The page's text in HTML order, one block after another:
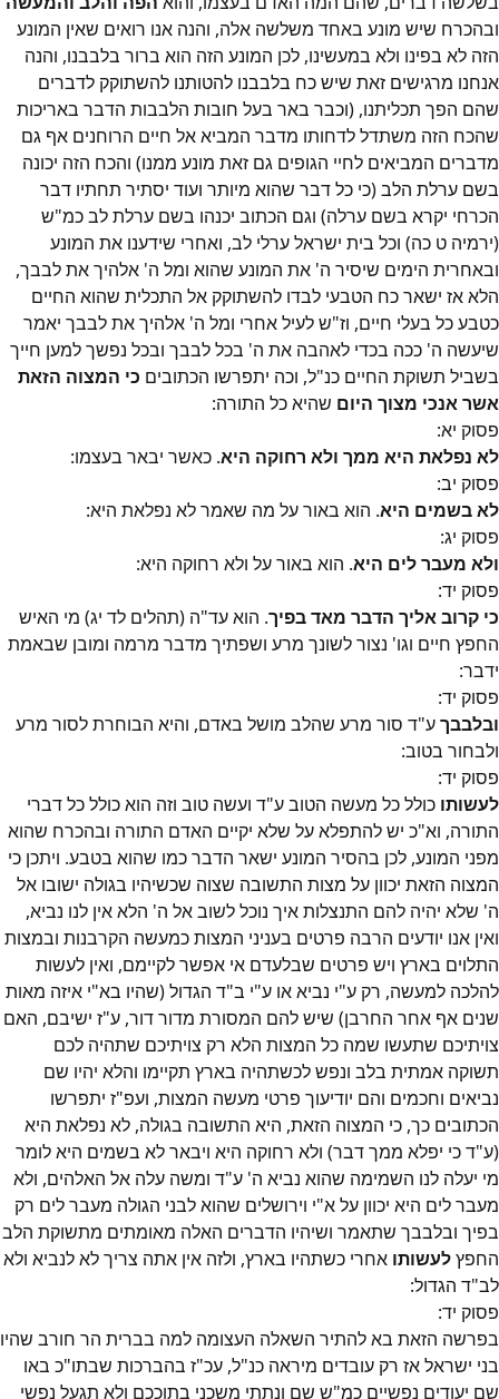
ובהכרח שיש מונע באחד משלשה אלה, והנה אנו רואים שאין המונע
הזה לא בפינו ולא במעשינו, לכן המונע הזה הוא ברור בלבבנו, והנה
אנחנו מרגישים זאת שיש כח בלבבנו להטותנו להשתוקק לדברים
שהם הפך תכליתנו, (וכבר באר בעל חובות הלבבות הדבר באריכות
שהכח הזה משתדל לדחותו מדבר המביא אל חיים הרוחנים אף גם
מדברים המביאים לחיי הגופים גם זאת מונע ממנו) והכח הזה יכונה
בשם ערלת הלב (כי כל דבר שהוא מיותר ועוד יסתיר תחתיו דבר
הכרחי יקרא בשם ערלה) וגם הכתוב יכנהו בשם ערלת לב כמ"ש
(ירמיה ט כה) וכל בית ישראל ערלי לב, ואחרי שידענו את המונע
ובאחרית הימים שיסיר ה' את המונע שהוא ומל ה' אלהיך את לבבך,
הלא אז ישאר כח הטבעי לבדו להשתוקק אל התכלית שהוא החיים
כטבע כל בעלי חיים, וז"ש לעיל אחרי ומל ה' אלהיך את לבבך יאמר
שיעשה ה' ככה בכדי לאהבה את ה' בכל לבבך ובכל נפשך למען חייך
בשביל תשוקת החיים כנ"ל, וכה יתפרשו הכתובים כי המצוה הזאת
אשר אנכי מצוך היום שהיא כל התורה:
פסוק יא:
לא נפלאת היא ממך ולא רחוקה היא. כאשר יבאר בעצמו:
פסוק יב:
לא בשמים היא. הוא באור על מה שאמר לא נפלאת היא:
פסוק יג:
ולא מעבר לים היא. הוא באור על ולא רחוקה היא:
פסוק יד:
כי קרוב אליך הדבר מאד בפיך. הוא עד"ה (תהלים לד יג) מי האיש
החפץ חיים וגו' נצור לשונך מרע ושפתיך מדבר מרמה ומובן שבאמת
ידבר:
פסוק יד:
ובלבבךע"ד סור מרע שהלב מושל באדם, והיא הבוחרת לסור מרע
ולבחור בטוב:
פסוק יד:
לעשותו כולל כל מעשה הטוב ע"ד ועשה טוב וזה הוא כולל כל דברי
התורה, וא"כ יש להתפלא על שלא יקיים האדם התורה ובהכרח שהוא
מפני המונע, לכן בהסיר המונע ישאר הדבר כמו שהוא בטבע. ויתכן כי
המצוה הזאת יכוון על מצות התשובה שצוה שכשיהיו בגולה ישובו אל
ה' שלא יהיה להם התנצלות איך נוכל לשוב אל ה' הלא אין לנו נביא,
ואין אנו יודעים הרבה פרטים בעניני המצות כמעשה הקרבנות ובמצות
התלוים בארץ ויש פרטים שבלעדם אי אפשר לקיימם, ואין לעשות
להלכה למעשה, רק ע"י נביא או ע"י ב"ד הגדול (שהיו בא"י איזה מאות
שנים אף אחר החרבן) שיש להם המסורת מדור דור, ע"ז ישיבם, האם
צויתיכם שתעשו שמה כל המצות הלא רק צויתיכם שתהיה לכם
תשוקה אמתית בלב ונפש לכשתהיה בארץ תקיימו והלא יהיו שם
נביאים וחכמים והם יודיעוך פרטי מעשה המצות, ועפ"ז יתפרשו
הכתובים כך, כי המצוה הזאת, היא התשובה בגולה, לא נפלאת היא
(ע"ד כי יפלא ממך דבר) ולא רחוקה היא ויבאר לא בשמים היא לומר
מי יעלה לנו השמימה שהוא נביא ה' ע"ד ומשה עלה אל האלהים, ולא
מעבר לים היא יכוון על א"י וירושלים שהוא לבני הגולה מעבר לים רק
בפיך ובלבבך שתאמר ושיהיו הדברים האלה מאומתים מתשוקת הלב
החפץלעשותו אחרי כשתהיו בארץ, ולזה אין אתה צריך לא לנביא ולא
לב"ד הגדול:
פסוק יד:
בפרשה הזאת בא להתיר השאלה העצומה למה בברית הר חורב שהיו
בני ישראל אז רק עובדים מיראה כנ"ל, עכ"ז בהברכות שבתו"כ באו
שם יעודים נפשיים כמ"ש שם ונתתי משכני בתוככם ולא תגעל נפשי